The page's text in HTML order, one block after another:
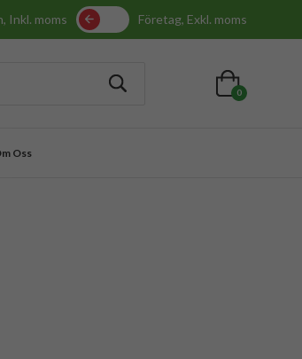
Inkl. moms Företag, Exkl. moms
0
Oss